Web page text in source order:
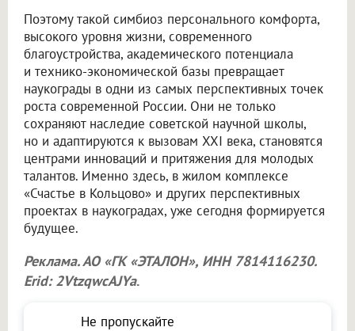
Поэтому такой симбиоз персонального комфорта,
высокого уровня жизни, современного
благоустройства, академического потенциала
и технико-экономической базы превращает
наукограды в одни из самых перспективных точек
роста современной России. Они не только
сохраняют наследие советской научной школы,
но и адаптируются к вызовам XXI века, становятся
центрами инноваций и притяжения для молодых
талантов. Именно здесь, в жилом комплексе
«Счастье в Кольцово» и других перспективных
проектах в наукоградах, уже сегодня формируется
будущее.
Реклама. АО «ГК «ЭТАЛОН», ИНН 7814116230.
Erid: 2VtzqwcAJYa.
Не пропускайте